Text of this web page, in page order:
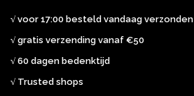
√ voor 17:00 besteld vandaag verzonden
√ gratis verzending vanaf €50
√ 60 dagen bedenktijd
√ Trusted shops